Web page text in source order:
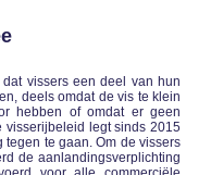
vissers een deel van hun
deels omdat de vis te klein
hebben of omdat er geen
visserijbeleid legt sinds 2015
te gaan. Om de vissers
de aanlandingsverplichting